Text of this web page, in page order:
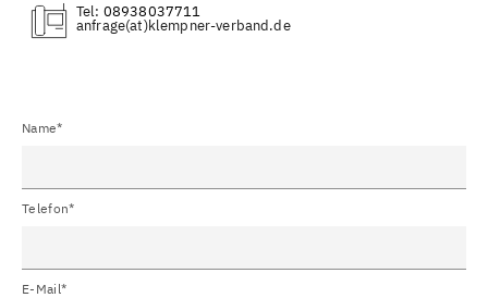
Tel: 08938037711
(at)
Name*
Telefon*
E-Mail*